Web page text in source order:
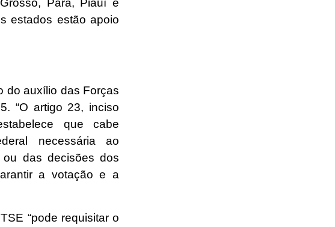
estados estão apoio
do auxílio das Forças
“O artigo 23, inciso
que cabe
necessária ao
das decisões dos
a votação e a
“pode requisitar o